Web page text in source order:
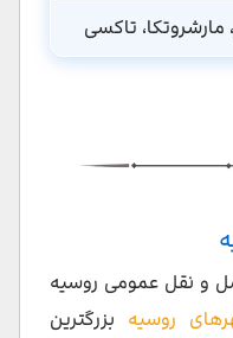
تاکسی
و نقل عمومی روسیه
روسیه بزرگترین